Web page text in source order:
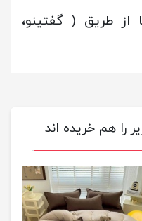
از طریق ( گفتینو،
را هم خریده اند